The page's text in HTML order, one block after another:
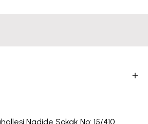
Nadide Sokak No: 15/410